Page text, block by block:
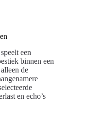
een
binnen een
de
en echo’s